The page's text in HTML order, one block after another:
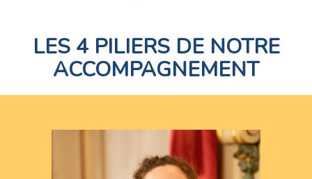
LES 4 PILIERS DE NOTRE
ACCOMPAGNEMENT